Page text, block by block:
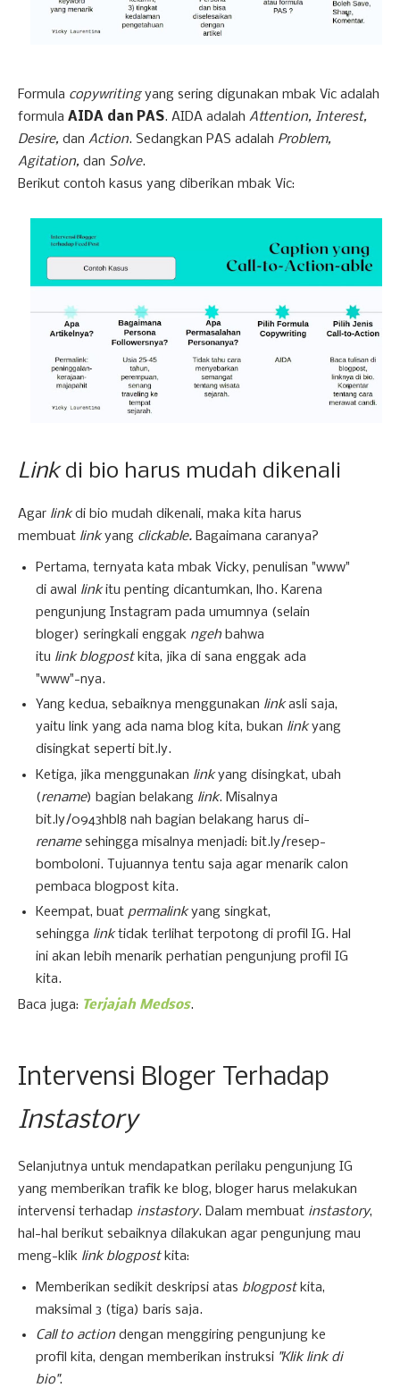
Formula copywritingyang sering digunakan mbak Vic adalah
formula AIDA dan PAS. AIDA adalah Attention, Interest,
Desire, dan Action. Sedangkan PAS adalah Problem,
Agitation, dan Solve.
Berikut contoh kasus yang diberikan mbak Vic:
Link di bio harus mudah dikenali
Agar linkdi bio mudah dikenali, maka kita harus
membuat linkyang clickable. Bagaimana caranya?
Pertama, ternyata kata mbak Vicky, penulisan "www"
di awal linkitu penting dicantumkan, lho. Karena
pengunjung Instagram pada umumnya (selain
bloger) seringkali enggak ngehbahwa
itu link blogpostkita, jika di sana enggak ada
"www"-nya.
Yang kedua, sebaiknya menggunakan linkasli saja,
yaitu link yang ada nama blog kita, bukan linkyang
disingkat seperti bit.ly.
Ketiga, jika menggunakan linkyang disingkat, ubah
(rename) bagian belakang link. Misalnya
bit.ly/0943hbl8 nah bagian belakang harus di-
renamesehingga misalnya menjadi: bit.ly/resep-
bomboloni. Tujuannya tentu saja agar menarik calon
pembaca blogpost kita.
Keempat, buat permalinkyang singkat,
sehingga linktidak terlihat terpotong di profil IG. Hal
ini akan lebih menarik perhatian pengunjung profil IG
kita.
Baca juga: Terjajah Medsos.
Intervensi Bloger Terhadap
Instastory
Selanjutnya untuk mendapatkan perilaku pengunjung IG
yang memberikan trafik ke blog, bloger harus melakukan
intervensi terhadap instastory. Dalam membuat instastory,
hal-hal berikut sebaiknya dilakukan agar pengunjung mau
meng-klik link blogpost kita:
Memberikan sedikit deskripsi atas blogpost kita,
maksimal 3 (tiga) baris saja.
Call to action dengan menggiring pengunjung ke
profil kita, dengan memberikan instruksi "Klik link di
bio".